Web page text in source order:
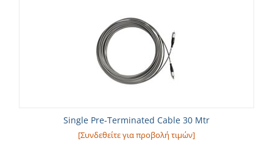
Single Pre-Terminated Cable 30 Mtr
[Συνδεθείτε για προβολή τιμών]